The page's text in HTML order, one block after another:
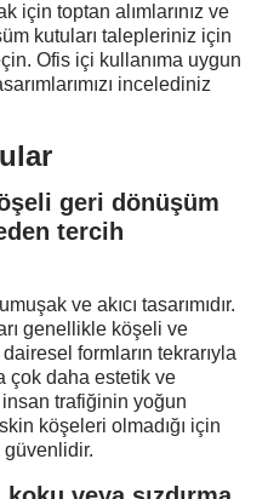
için toptan alımlarınız ve
kutuları talepleriniz için
Ofis içi kullanıma uygun
incelediniz
geri dönüşüm
tercih
ve akıcı tasarımıdır.
genellikle köşeli ve
formların tekrarıyla
çok daha estetik ve
insan trafiğinin yoğun
köşeleri olmadığı için